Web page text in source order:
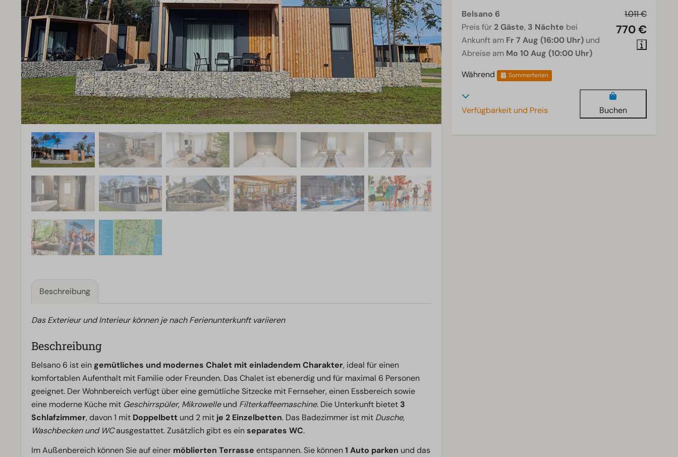
Beschreibung
Das Exterieur und Interieur können je nach Ferienunterkunft variieren
Beschreibung
Belsano 6 ist ein gemütliches und modernes Chalet mit einladendem Charakter, ideal für einen
komfortablen Aufenthalt mit Familie oder Freunden. Das Chalet ist ebenerdig und für maximal 6 Personen
geeignet. Der Wohnbereich verfügt über eine gemütliche Sitzecke mit Fernseher, einen Essbereich sowie
eine moderne Küche mit Geschirrspüler, Mikrowelleund Filterkaffeemaschine. Die Unterkunft bietet 3
Schlafzimmer, davon 1 mit Doppelbett und 2 mit je 2 Einzelbetten. Das Badezimmer ist mit Dusche,
Waschbecken und WCausgestattet. Zusätzlich gibt es einseparates WC.
Im Außenbereich können Sie auf einer möblierten Terrasse entspannen. Sie können1 Auto parken und das
1.011 €
770 €
Belsano 6
Preis für 2 Gäste, 3 Nächte bei
Ankunft am Fr 7 Aug (16:00 Uhr) und
Abreise am Mo 10 Aug (10:00 Uhr)
Während
Sommerferien
Verfügbarkeit und Preis Buchen